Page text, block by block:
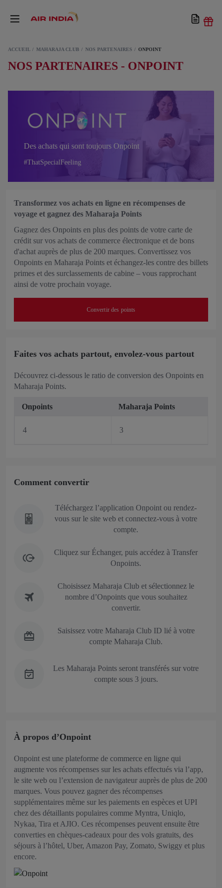
ACCUEIL MAHARAJA CLUB NOS PARTENAIRES ONPOINT
NOS PARTENAIRES - ONPOINT
Des achats qui sont toujours Onpoint
#ThatSpecialFeeling
Transformez vos achats en ligne en récompenses de
voyage et gagnez des Maharaja Points
Gagnez des Onpoints en plus des points de votre carte de
crédit sur vos achats de commerce électronique et de bons
d'achat auprès de plus de 200 marques. Convertissez vos
Onpoints en Maharaja Points et échangez-les contre des billets
primes et des surclassements de cabine – vous rapprochant
ainsi de votre prochain voyage.
Convertir des points
Faites vos achats partout, envolez-vous partout
Découvrez ci-dessous le ratio de conversion des Onpoints en
Maharaja Points.
Onpoints Maharaja Points
4 3
Comment convertir
Téléchargez l’application Onpoint ou rendez-
vous sur le site web et connectez-vous à votre
compte.
Cliquez sur Échanger, puis accédez à Transfer
Onpoints.
Choisissez Maharaja Club et sélectionnez le
nombre d’Onpoints que vous souhaitez
convertir.
Saisissez votre Maharaja Club ID lié à votre
compte Maharaja Club.
Les Maharaja Points seront transférés sur votre
compte sous 3 jours.
À propos d’Onpoint
Onpoint est une plateforme de commerce en ligne qui
augmente vos récompenses sur les achats effectués via l’app,
le site web ou l’extension de navigateur auprès de plus de 200
marques. Vous pouvez gagner des récompenses
supplémentaires même sur les paiements en espèces et UPI
chez des détaillants populaires comme Myntra, Uniqlo,
Nykaa, Tira et AJIO. Ces récompenses peuvent ensuite être
converties en chèques-cadeaux pour des vols gratuits, des
séjours à l’hôtel, Uber, Amazon Pay, Zomato, Swiggy et plus
encore.